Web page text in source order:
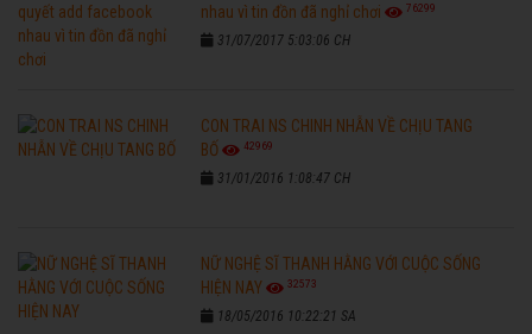
nhau vì tin đồn đã nghỉ chơi
76299
31/07/2017 5:03:06 CH
CON TRAI NS CHINH NHẪN VỀ CHỊU TANG
BỐ
42969
31/01/2016 1:08:47 CH
NỮ NGHỆ SĨ THANH HẰNG VỚI CUỘC SỐNG
HIỆN NAY
32573
18/05/2016 10:22:21 SA